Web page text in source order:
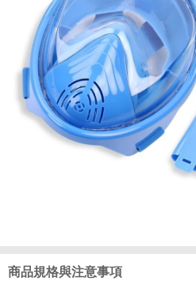
商品規格與注意事項